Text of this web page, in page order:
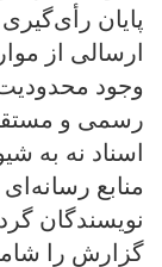
ارسالی از
وجود
رسمی و
اسناد نه به
منابع
گزارش را